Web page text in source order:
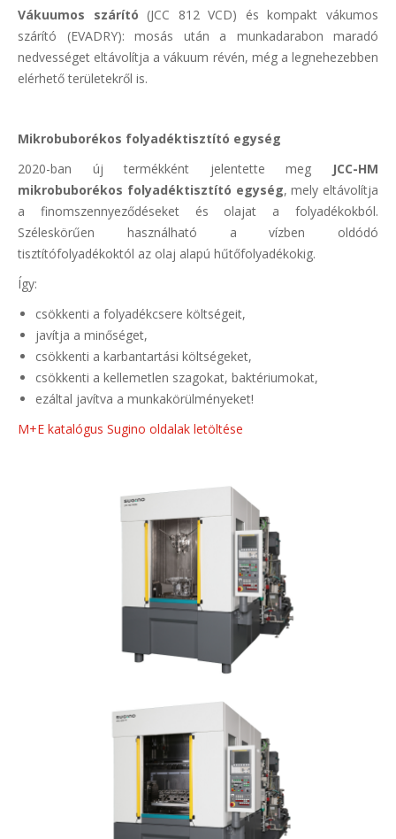
Vákuumos szárító (JCC 812 VCD) és kompakt vákumos
szárító (EVADRY): mosás után a munkadarabon maradó
nedvességet eltávolítja a vákuum révén, még a legnehezebben
elérhető területekről is.
Mikrobuborékos folyadéktisztító egység
2020-ban új termékként jelentette meg
JCC-HM
mikrobuborékos folyadéktisztító egység, mely eltávolítja
a finomszennyeződéseket és olajat a folyadékokból.
Széleskörűen használható a vízben oldódó
tisztítófolyadékoktól az olaj alapú hűtőfolyadékokig.
Így:
csökkenti a folyadékcsere költségeit,
javítja a minőséget,
csökkenti a karbantartási költségeket,
csökkenti a kellemetlen szagokat, baktériumokat,
ezáltal javítva a munkakörülményeket!
M+E katalógus Sugino oldalak letöltése